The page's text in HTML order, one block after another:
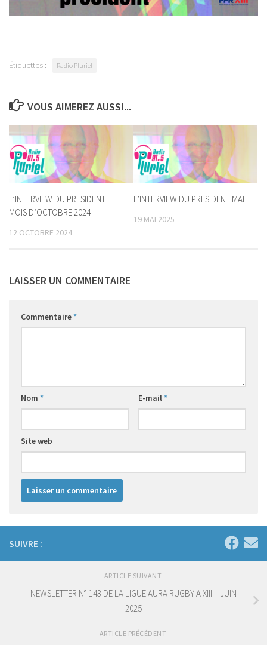
Étiquettes : Radio Pluriel
VOUS AIMEREZ AUSSI...
L’INTERVIEW DU PRESIDENT
MOIS D’OCTOBRE 2024
12 OCTOBRE 2024
L’INTERVIEW DU PRESIDENT MAI
19 MAI 2025
LAISSER UN COMMENTAIRE
Commentaire*
Nom * E-mail *
Site web
SUIVRE :
ARTICLE SUIVANT
NEWSLETTER N° 143 DE LA LIGUE AURA RUGBY A XIII – JUIN
2025
ARTICLE PRÉCÉDENT